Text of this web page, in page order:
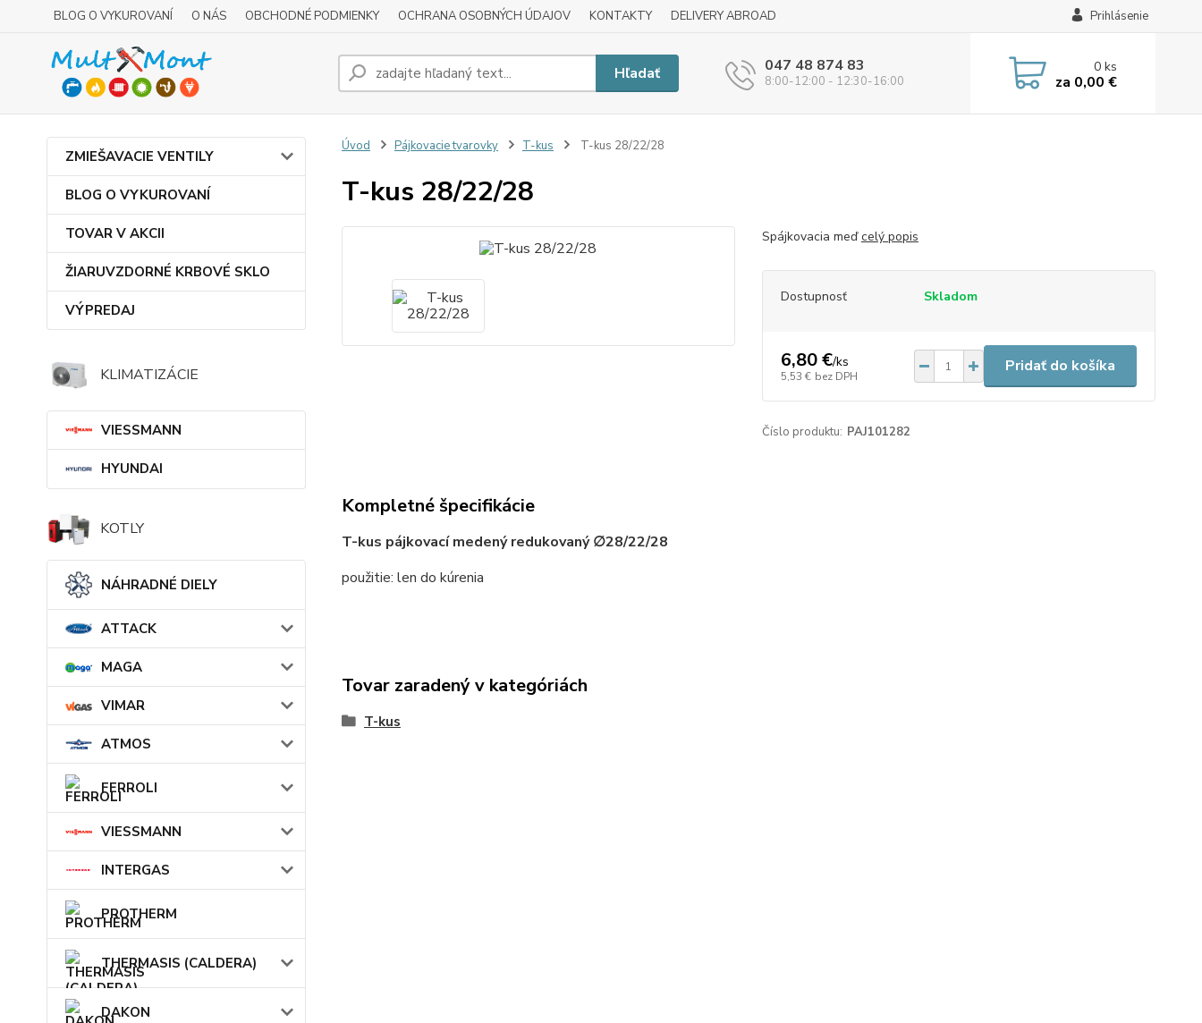
BLOG O VYKUROVANÍ O NÁS OBCHODNÉ PODMIENKY OCHRANA OSOBNÝCH ÚDAJOV KONTAKTY DELIVERY ABROAD Prihlásenie
Hľadať 047 48 874 83
8:00-12:00 - 12:30-16:00
0ks
za 0,00 €
ZMIEŠAVACIE VENTILY
BLOG O VYKUROVANÍ
TOVAR V AKCII
ŽIARUVZDORNÉ KRBOVÉ SKLO
VÝPREDAJ
KLIMATIZÁCIE
VIESSMANN
HYUNDAI
KOTLY
NÁHRADNÉ DIELY
ATTACK
MAGA
VIMAR
ATMOS
FERROLI
VIESSMANN
INTERGAS
PROTHERM
THERMASIS (CALDERA)
DAKON
Úvod Pájkovacie tvarovky T-kus T-kus 28/22/28
T-kus 28/22/28
Spájkovacia meďcelý popis
Dostupnosť Skladom
6,80 €/ks
5,53 € bez DPH
Pridať do košíka
Číslo produktu: PAJ101282
Kompletné špecifikácie
T-kus pájkovací medený redukovaný ∅28/22/28
použitie: len do kúrenia
Tovar zaradený v kategóriách
T-kus